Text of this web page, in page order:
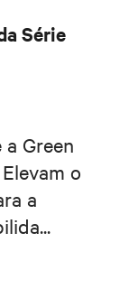
Série
Green
o
a